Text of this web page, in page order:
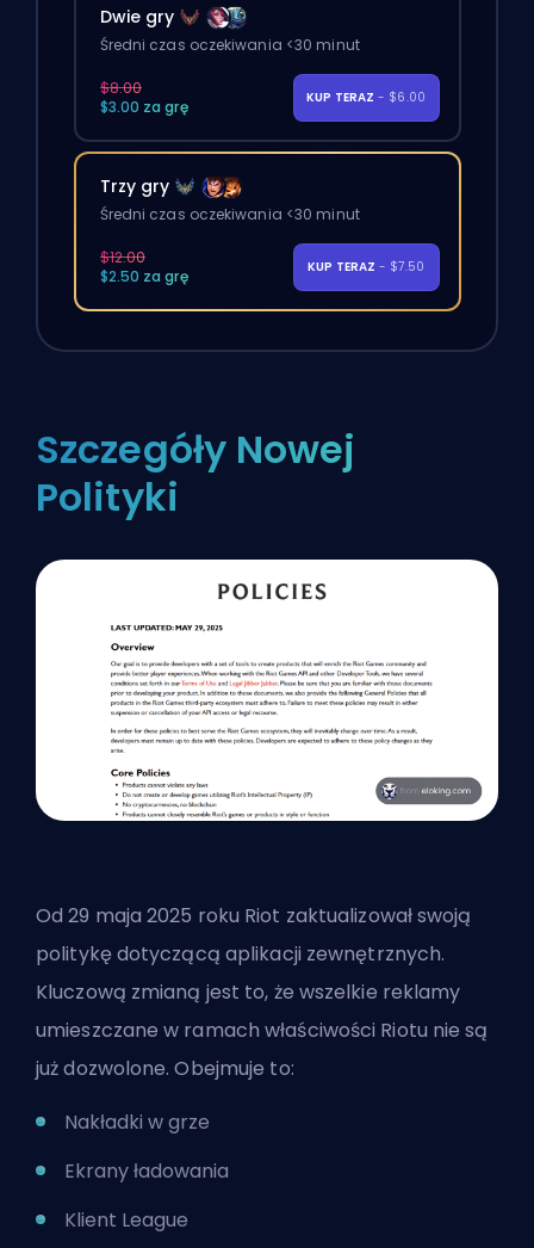
Dwie gry
Średni czas oczekiwania <30 minut
$8.00
$3.00 za grę
KUP TERAZ - $6.00
Trzy gry
Średni czas oczekiwania <30 minut
$12.00
$2.50 za grę
KUP TERAZ - $7.50
Szczegóły Nowej
Polityki
Od 29 maja 2025 roku Riot zaktualizował swoją
politykę dotyczącą aplikacji zewnętrznych.
Kluczową zmianą jest to, że wszelkie reklamy
umieszczane w ramach właściwości Riotu nie są
już dozwolone. Obejmuje to:
Nakładki w grze
Ekrany ładowania
Klient League